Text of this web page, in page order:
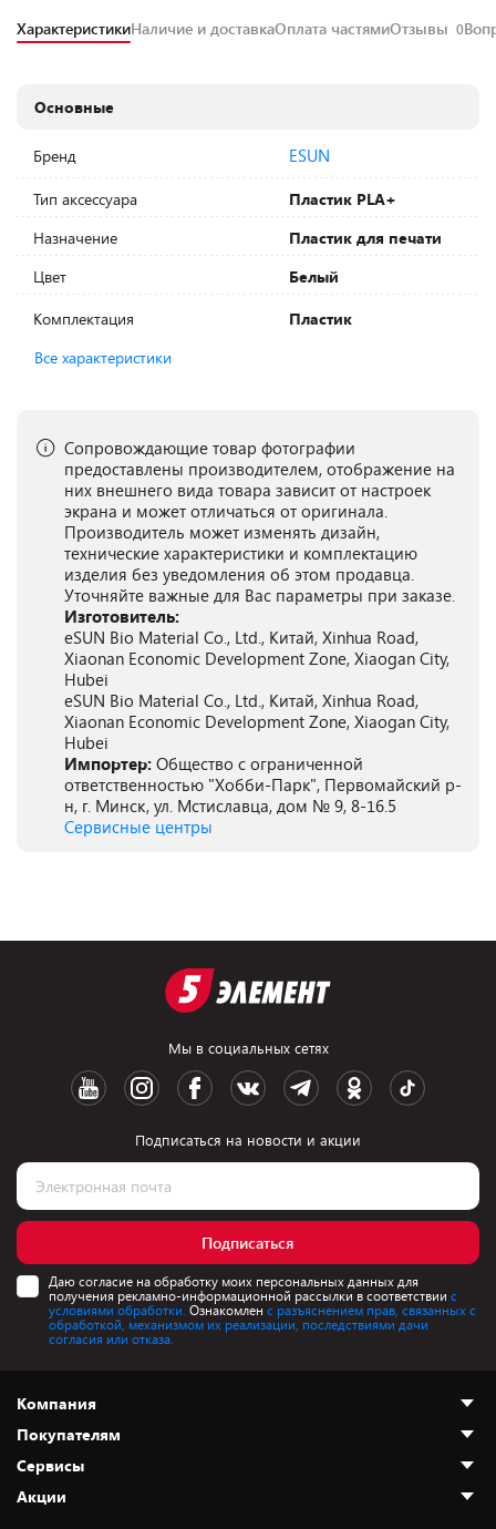
ХарактеристикиНаличие и доставкаОплата частямиОтзывы 0
Основные
Бренд ESUN
Тип аксессуара
Пластик PLA+
Назначение
Пластик для печати
Цвет
Белый
Комплектация
Пластик
Все характеристики
Сопровождающие товар фотографии
предоставлены производителем, отображение на
них внешнего вида товара зависит от настроек
экрана и может отличаться от оригинала.
Производитель может изменять дизайн,
технические характеристики и комплектацию
изделия без уведомления об этом продавца.
Уточняйте важные для Вас параметры при заказе.
Изготовитель:
eSUN Bio Material Co., Ltd., Китай, Xinhua Road,
Xiaonan Economic Development Zone, Xiaogan City,
Hubei
eSUN Bio Material Co., Ltd., Китай, Xinhua Road,
Xiaonan Economic Development Zone, Xiaogan City,
Hubei
Импортер: Общество с ограниченной
ответственностью "Хобби-Парк", Первомайский р-
н, г. Минск, ул. Мстиславца, дом № 9, 8-16.5
Сервисные центры
Мы в социальных сетях
Подписаться на новости и акции
Подписаться
Даю согласие на обработку моих персональных данных для
получения рекламно-информационной рассылки в соответствии с
условиями обработки. Ознакомлен с разъяснением прав, связанных с
обработкой, механизмом их реализации, последствиями дачи
согласия или отказа.
Компания
О нас
Адреса магазинов
Новости
Покупателям
Как сделать заказ
Оплата и доставка
Сервисы
Акции